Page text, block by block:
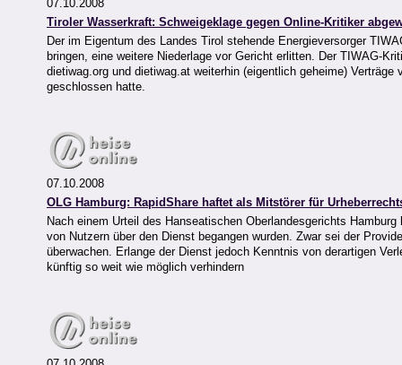
07.10.2008
Tiroler Wasserkraft: Schweigeklage gegen Online-Kritiker
Der im Eigentum des Landes Tirol stehende Energieversorger
bringen, eine weitere Niederlage vor Gericht erlitten. Der TIWAG-
dietiwag.org und dietiwag.at weiterhin (eigentlich geheime)
geschlossen hatte.
07.10.2008
OLG Hamburg: RapidShare haftet als Mitstörer für
Nach einem Urteil des Hanseatischen Oberlandesgerichts
von Nutzern über den Dienst begangen wurden. Zwar sei der
überwachen. Erlange der Dienst jedoch Kenntnis von derartigen
künftig so weit wie möglich verhindern